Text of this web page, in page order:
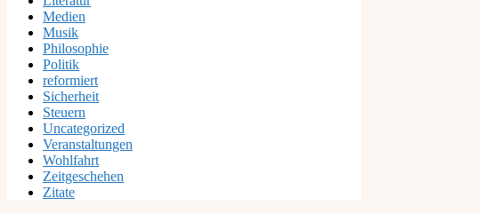
Medien
Musik
Philosophie
Politik
reformiert
Sicherheit
Steuern
Uncategorized
Veranstaltungen
Wohlfahrt
Zeitgeschehen
Zitate